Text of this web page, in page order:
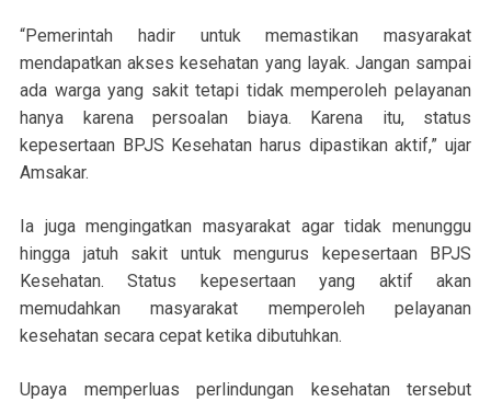
“Pemerintah hadir untuk memastikan masyarakat
mendapatkan akses kesehatan yang layak. Jangan sampai
ada warga yang sakit tetapi tidak memperoleh pelayanan
hanya karena persoalan biaya. Karena itu, status
kepesertaan BPJS Kesehatan harus dipastikan aktif,” ujar
Amsakar.
Ia juga mengingatkan masyarakat agar tidak menunggu
hingga jatuh sakit untuk mengurus kepesertaan BPJS
Kesehatan. Status kepesertaan yang aktif akan
memudahkan masyarakat memperoleh pelayanan
kesehatan secara cepat ketika dibutuhkan.
Upaya memperluas perlindungan kesehatan tersebut